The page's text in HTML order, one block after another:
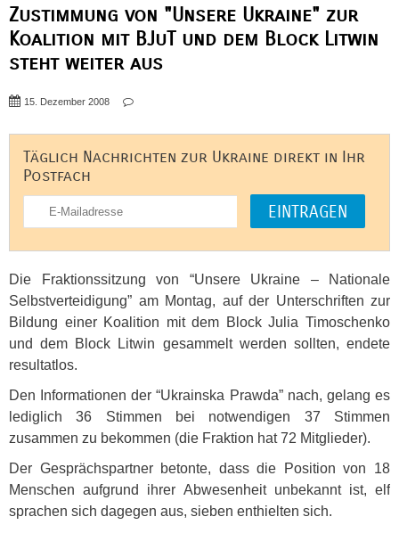
Zustimmung von "Unsere Ukraine" zur
Koalition mit BJuT und dem Block Litwin
steht weiter aus
15. Dezember 2008
Täglich Nachrichten zur Ukraine direkt in Ihr
Postfach
Die Fraktionssitzung von “Unsere Ukraine – Nationale
Selbstverteidigung” am Montag, auf der Unterschriften zur
Bildung einer Koalition mit dem Block Julia Timoschenko
und dem Block Litwin gesammelt werden sollten, endete
resultatlos.
Den Informationen der “Ukrainska Prawda” nach, gelang es
lediglich 36 Stimmen bei notwendigen 37 Stimmen
zusammen zu bekommen (die Fraktion hat 72 Mitglieder).
Der Gesprächspartner betonte, dass die Position von 18
Menschen aufgrund ihrer Abwesenheit unbekannt ist, elf
sprachen sich dagegen aus, sieben enthielten sich.